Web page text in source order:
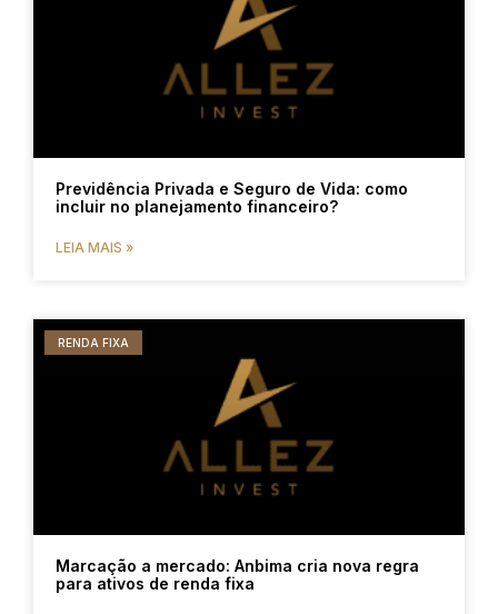
Previdência Privada e Seguro de Vida: como
incluir no planejamento financeiro?
LEIA MAIS »
RENDA FIXA
Marcação a mercado: Anbima cria nova regra
para ativos de renda fixa